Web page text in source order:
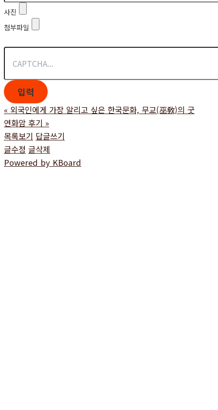
사진
첨부파일
« 외국인에게 가장 알리고 싶은 한국문화, 무교(巫敎)의 굿
연화암 후기 »
목록보기 답글쓰기
글수정 글삭제
Powered by KBoard